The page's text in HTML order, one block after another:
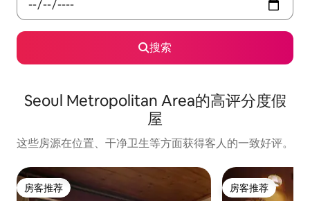
搜索
Seoul Metropolitan Area的高评分度假
屋
这些房源在位置、干净卫生等方面获得客人的一致好评。
房客推荐
房客推荐 房客推荐
房客推荐